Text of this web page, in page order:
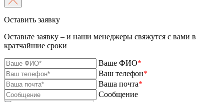
Оставить заявку
Оставьте заявку – и наши менеджеры свяжутся с вами в
кратчайшие сроки
Ваше ФИО*
Ваш телефон*
Ваша почта*
Сообщение